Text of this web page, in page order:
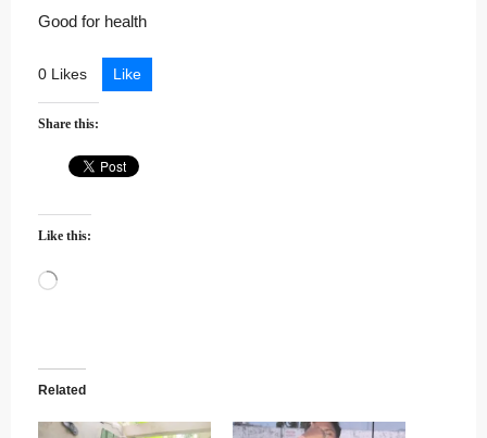
Good for health
0 Likes Like
Share this:
Like this:
Loading…
Related